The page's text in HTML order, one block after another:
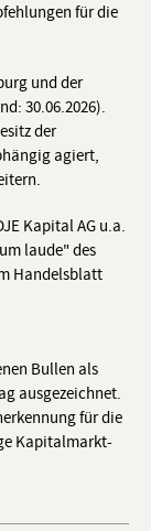
für die
und der
30.06.2026).
der
agiert,
Kapital AG u.a.
laude" des
Handelsblatt
Bullen als
ausgezeichnet.
für die
Kapitalmarkt-